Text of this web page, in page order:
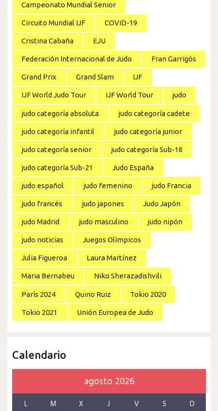
Campeonato Mundial Senior
Circuito Mundial IJF COVID-19
Cristina Cabaña EJU
Federación Internacional de Judo Fran Garrigós
Grand Prix Grand Slam IJF
IJF World Judo Tour IJF World Tour judo
judo categoría absoluta judo categoría cadete
judo categoría infantil judo categoría junior
judo categoría senior judo categoría Sub-18
judo categoría Sub-21 Judo España
judo español judo femenino judo Francia
judo francés judo japones Judo Japón
judo Madrid judo masculino judo nipón
judo noticias Juegos Olímpicos
Julia Figueroa Laura Martínez
Maria Bernabeu Niko Sherazadishvili
París 2024 Quino Ruiz Tokio 2020
Tokio 2021 Unión Europea de Judo
Calendario
agosto 2026
L M X J V S D